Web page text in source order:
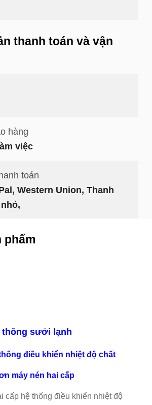
thanh toán và vận
hàng
việc
toán
Western Union, Thanh
phẩm
thông sưởi lạnh
điều khiển nhiệt độ chất
máy nén hai cấp
cấp hệ thống điều khiển nhiệt độ